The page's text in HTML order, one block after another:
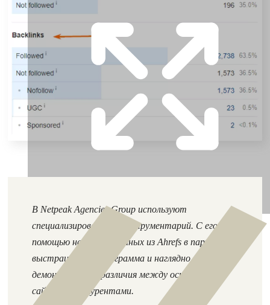
В Netpeak Agencies Group используют
специализированный инструментарий. С его
помощью на основе данных из Ahrefs в пару кликов
выстраивается диаграмма и наглядно
демонстрирует различия между основным
сайтом и конкурентами.